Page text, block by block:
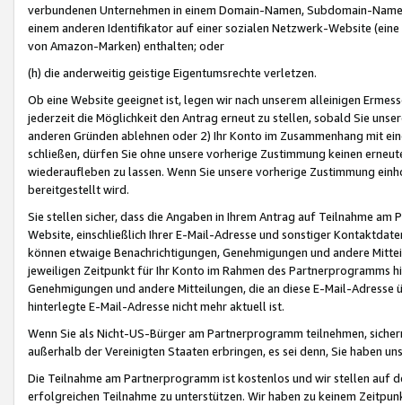
verbundenen Unternehmen in einem Domain-Namen, Subdomain-
einem anderen Identifikator auf einer sozialen Netzwerk-Website
von Amazon-Marken) enthalten; oder
(h) die anderweitig geistige Eigentumsrechte verletzen.
Ob eine Website geeignet ist, legen wir nach unserem alleinigen
jederzeit die Möglichkeit den Antrag erneut zu stellen, sobald Sie
anderen Gründen ablehnen oder 2) Ihr Konto im Zusammenhang mit
schließen, dürfen Sie ohne unsere vorherige Zustimmung keinen
wiederaufleben zu lassen. Wenn Sie unsere vorherige Zustimmung
bereitgestellt wird.
Sie stellen sicher, dass die Angaben in Ihrem Antrag auf Teilnahme
Website, einschließlich Ihrer E-Mail-Adresse und sonstiger
können etwaige Benachrichtigungen, Genehmigungen und andere
jeweiligen Zeitpunkt für Ihr Konto im Rahmen des Partnerprogramms
Genehmigungen und andere Mitteilungen, die an diese E-Mail-
hinterlegte E-Mail-Adresse nicht mehr aktuell ist.
Wenn Sie als Nicht-US-Bürger am Partnerprogramm teilnehmen,
außerhalb der Vereinigten Staaten erbringen, es sei denn, Sie haben
Die Teilnahme am Partnerprogramm ist kostenlos und wir stellen auf
erfolgreichen Teilnahme zu unterstützen. Wir haben zu keinem